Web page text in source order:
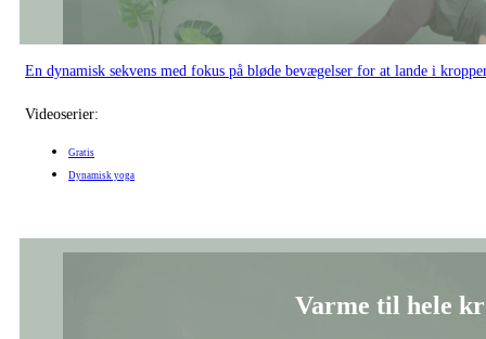
En dynamisk sekvens med fokus på bløde bevægelser for at lande i
Videoserier:
Gratis
Dynamisk yoga
Varme til hele